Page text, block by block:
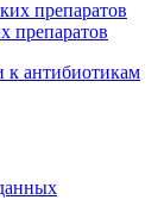
препаратов